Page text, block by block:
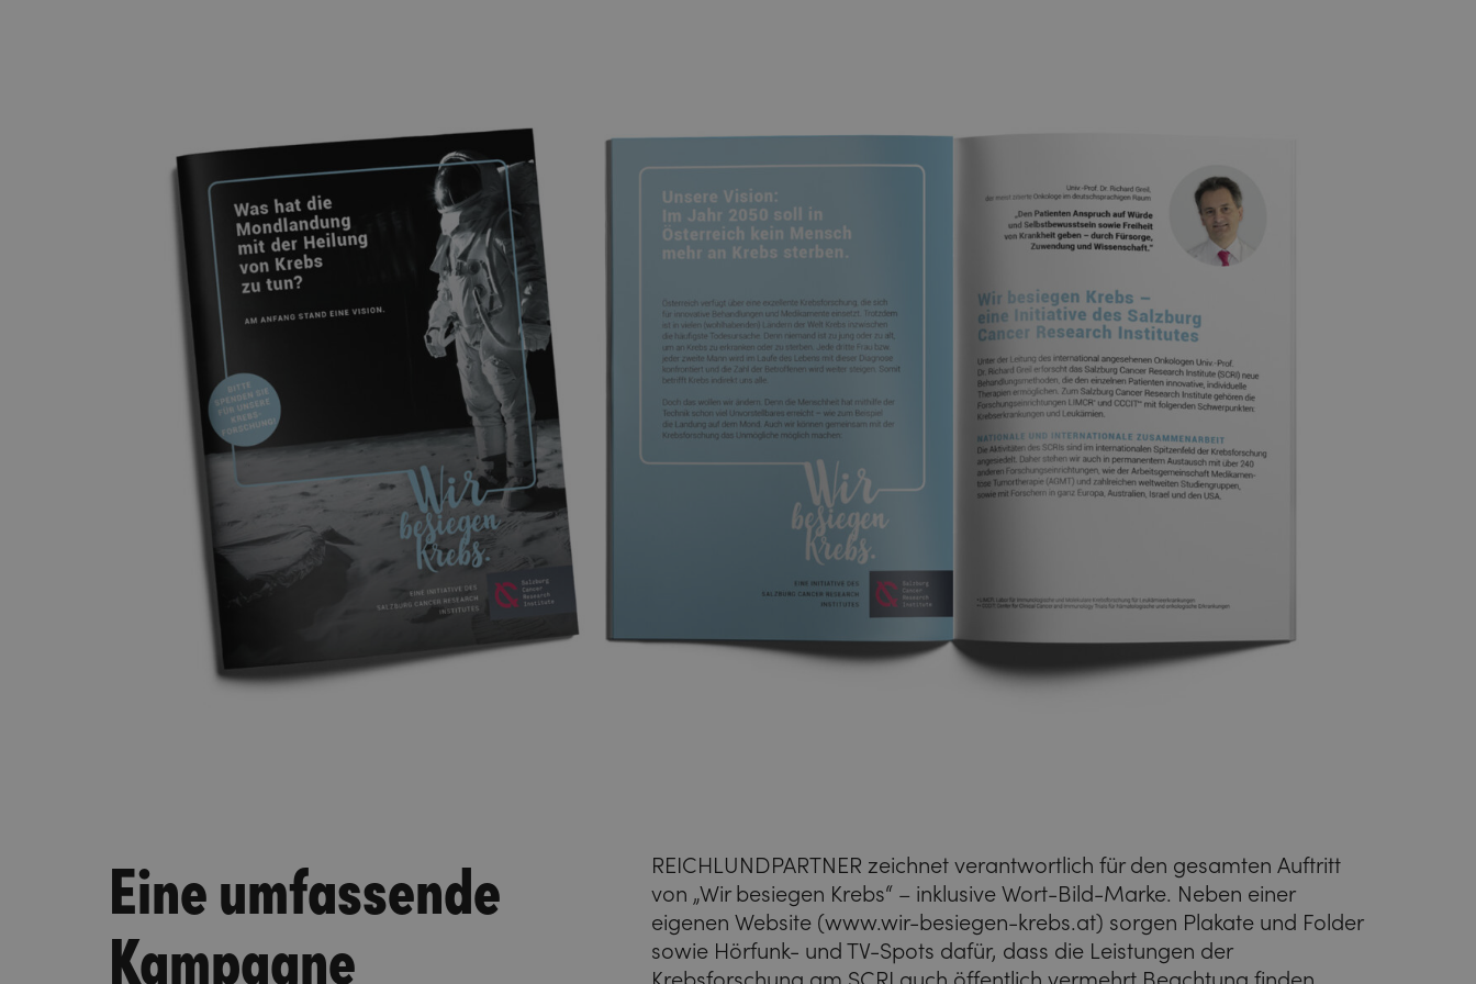
Eine umfassende
Kampagne
REICHLUNDPARTNER zeichnet verantwortlich für den gesamten Auftritt
von „Wir besiegen Krebs“ – inklusive Wort-Bild-Marke. Neben einer
eigenen Website (www.wir-besiegen-krebs.at) sorgen Plakate und Folder
sowie Hörfunk- und TV-Spots dafür, dass die Leistungen der